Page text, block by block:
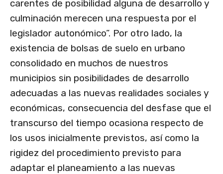
carentes de posibilidad alguna de desarrollo y
culminación merecen una respuesta por el
legislador autonómico”. Por otro lado, la
existencia de bolsas de suelo en urbano
consolidado en muchos de nuestros
municipios sin posibilidades de desarrollo
adecuadas a las nuevas realidades sociales y
económicas, consecuencia del desfase que el
transcurso del tiempo ocasiona respecto de
los usos inicialmente previstos, así como la
rigidez del procedimiento previsto para
adaptar el planeamiento a las nuevas